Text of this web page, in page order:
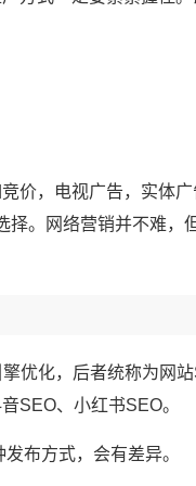
价，电视广告，实体
。网络营销并不难，
优化，后者统称为网
SEO、小红书SEO。
布方式，会有差异。